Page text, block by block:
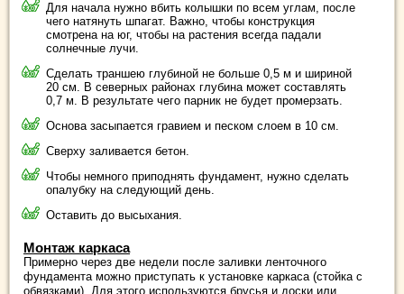
Для начала нужно вбить колышки по всем углам, после
чего натянуть шпагат. Важно, чтобы конструкция
смотрена на юг, чтобы на растения всегда падали
солнечные лучи.
Сделать траншею глубиной не больше 0,5 м и шириной
20 см. В северных районах глубина может составлять
0,7 м. В результате чего парник не будет промерзать.
Основа засыпается гравием и песком слоем в 10 см.
Сверху заливается бетон.
Чтобы немного приподнять фундамент, нужно сделать
опалубку на следующий день.
Оставить до высыхания.
Монтаж каркаса
Примерно через две недели после заливки ленточного
фундамента можно приступать к установке каркаса (стойка с
обвязками). Для этого используются брусья и доски или